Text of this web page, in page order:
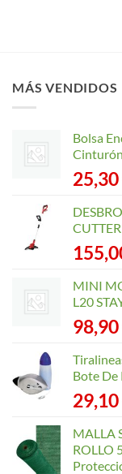
MÁS VENDIDOS
Bolsa
Cinturón
25,30
MINI
L20
98,90
Bote De
29,10
MALLA
ROLLO